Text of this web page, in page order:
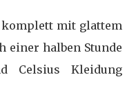
komplett mit glattem
einer halben Stunde
Celsius Kleidung